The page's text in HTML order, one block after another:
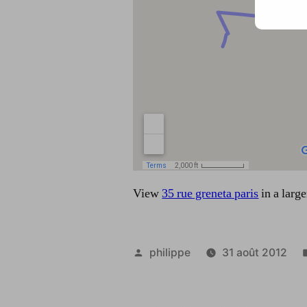
View 35 rue greneta parisin a
Publié
philippe 31 août 2012